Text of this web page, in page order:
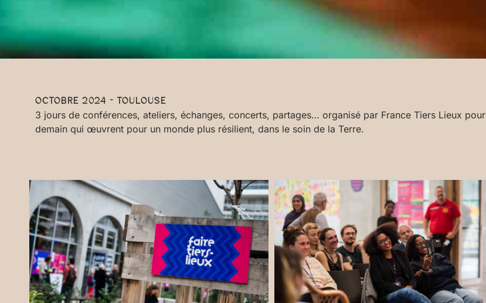
OCTOBRE 2024 - TOULOUSE
3 jours de conférences, ateliers, échanges, concerts, partages… organisé par France Tiers Lieux
demain qui œuvrent pour un monde plus résilient, dans le soin de la Terre.